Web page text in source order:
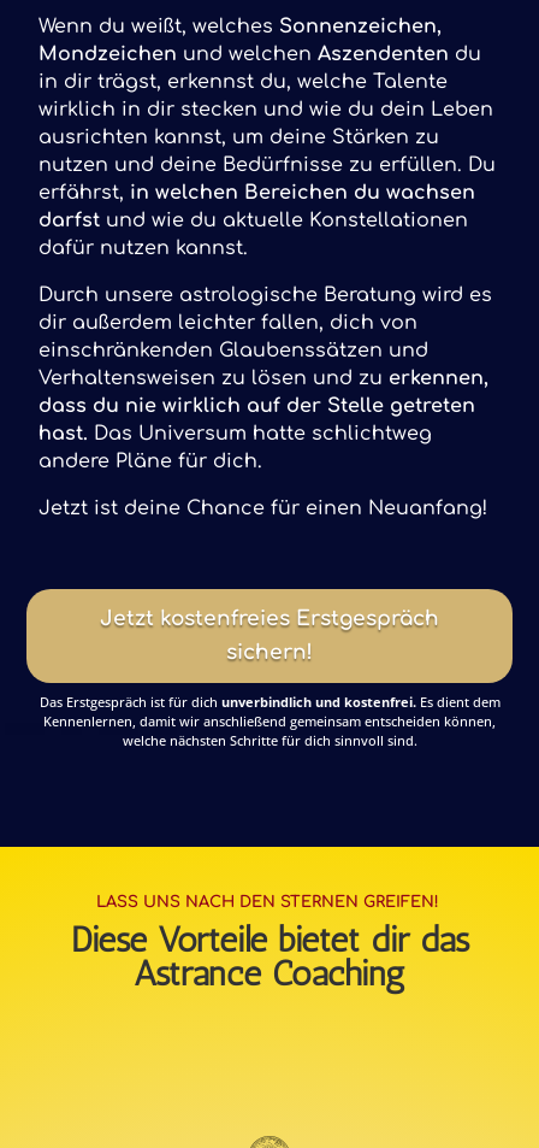
Wenn du weißt, welches Sonnenzeichen,
Mondzeichen und welchenAszendenten du
in dir trägst, erkennst du, welche Talente
wirklich in dir stecken und wie du dein Leben
ausrichten kannst, um deine Stärken zu
nutzen und deine Bedürfnisse zu erfüllen. Du
erfährst, in welchen Bereichen du wachsen
darfst und wie du aktuelle Konstellationen
dafür nutzen kannst.
Durch unsere astrologische Beratung wird es
dir außerdem leichter fallen, dich von
einschränkenden Glaubenssätzen und
Verhaltensweisen zu lösen und zu erkennen,
dass du nie wirklich auf der Stelle getreten
hast. Das Universum hatte schlichtweg
andere Pläne für dich.
Jetzt ist deine Chance für einen Neuanfang!
Jetzt kostenfreies Erstgespräch
sichern!
Das Erstgespräch ist für dich unverbindlich und kostenfrei. Es dient dem
Kennenlernen, damit wir anschließend gemeinsam entscheiden können,
welche nächsten Schritte für dich sinnvoll sind.
LASS UNS NACH DEN STERNEN GREIFEN!
Diese Vorteile bietet dir das
Astrance Coaching